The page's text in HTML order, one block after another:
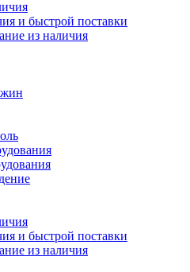
и быстрой поставки
и быстрой поставки